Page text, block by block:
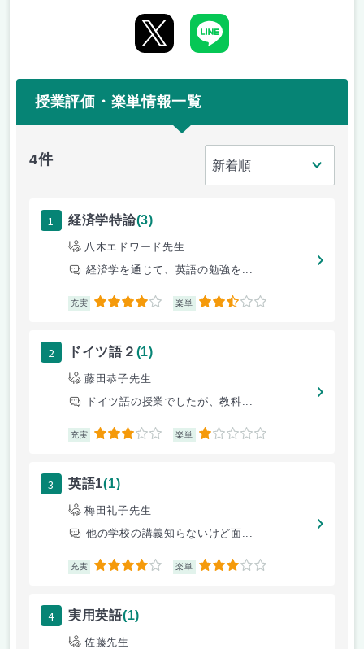
授業評価・楽単情報一覧
4件
1 経済学特論(3)
八木エドワード先生
経済学を通じて、英語の勉強を...
充実 4 楽単 2.5
2 ドイツ語２ (1)
藤田恭子先生
ドイツ語の授業でしたが、教科...
充実 3 楽単 1
3 英語1(1)
梅田礼子先生
他の学校の講義知らないけど面...
充実 4 楽単 3
4 実用英語(1)
佐藤先生